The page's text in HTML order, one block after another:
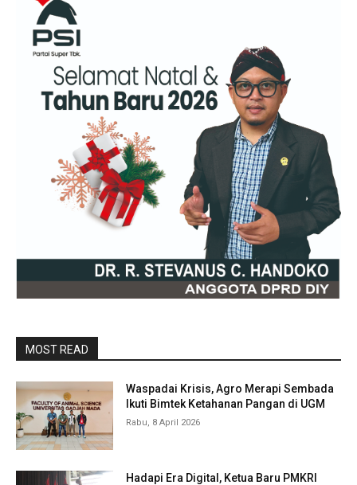
MOST READ
Waspadai Krisis, Agro Merapi Sembada
Ikuti Bimtek Ketahanan Pangan di UGM
Rabu, 8 April 2026
Hadapi Era Digital, Ketua Baru PMKRI